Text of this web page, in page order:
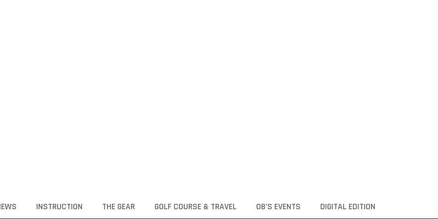
INSTRUCTION THE GEAR GOLF COURSE & TRAVEL OB’S EVENTS DIGITAL EDITION